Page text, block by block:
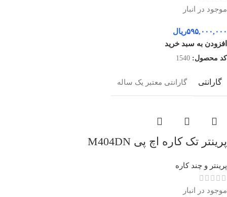
موجود در انبار
۵۹۵,۰۰۰,۰۰۰ریال
افزودن به سبد خرید
کد محصول: 1540
گارانتی گارانتی معتبر یک ساله
پرینتر تک کاره اچ پی M404DN
پرینتر و چند کاره
موجود در انبار